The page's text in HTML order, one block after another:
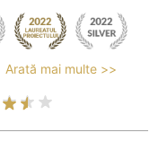
Arată mai multe >>